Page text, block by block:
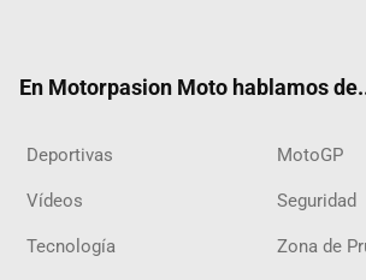
En Motorpasion Moto hablamos
Deportivas MotoGP
Vídeos Seguridad
Tecnología Zona de